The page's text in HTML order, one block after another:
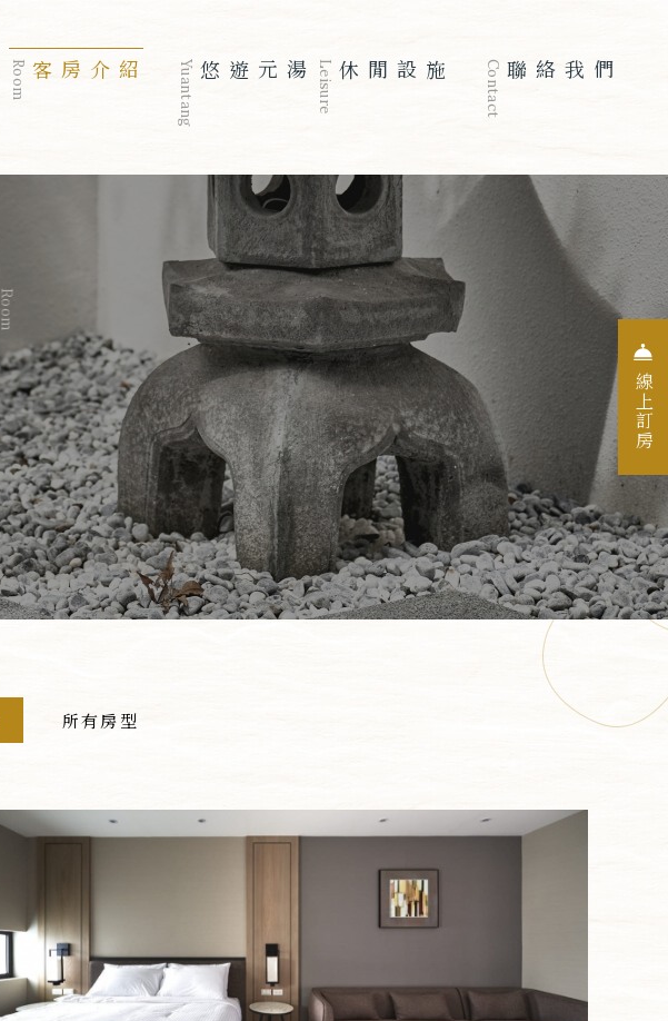
客房介紹
Room 悠遊元湯
Yuantang 休閒設施
Leisure 聯絡我們
Contact
Room
入住日期
07
2026 Aug
08
2026 Aug
人數
01
Guests
線上訂房
所有房型